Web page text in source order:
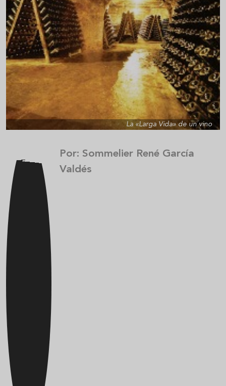
La «Larga Vida» de un vino
Por: Sommelier René García
Valdés